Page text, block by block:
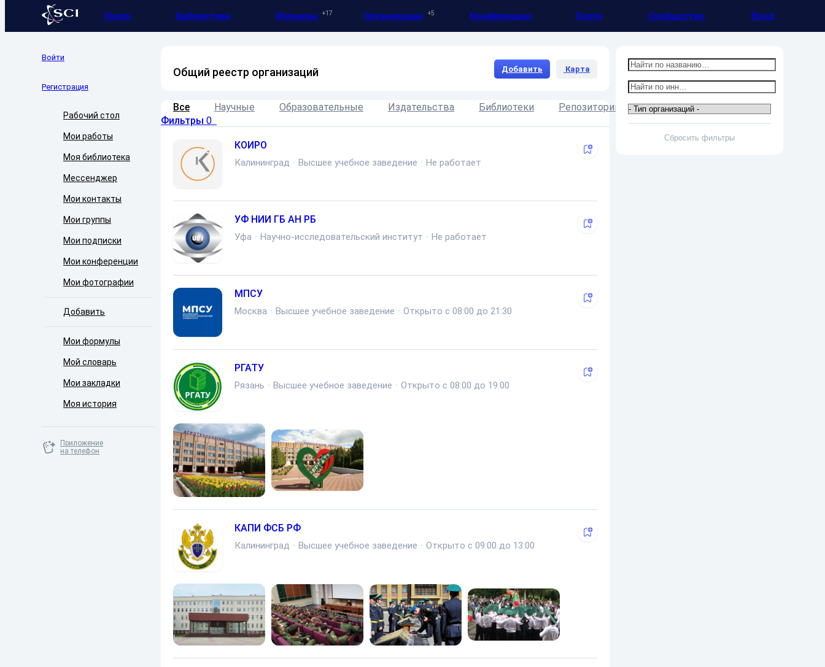
Поиск Библиотека Журналы 17 Организации 5 Конференции Блоги Сообщество Вход
Войти
Регистрация
Рабочий стол
Мои работы
Моя библиотека
Мессенджер
Мои контакты
Мои группы
Мои подписки
Мои конференции
Мои фотографии
Добавить
Мои формулы
Мой словарь
Мои закладки
Моя история
Приложение
на телефон
Общий реестр организаций Добавить Карта
Все Научные Образовательные Издательства Библиотеки
Репозитории
Фильтры 0
КОИРО
Калининград · Высшее учебное заведение · Не работает
УФ НИИ ГБ АН РБ
Уфа · Научно-исследовательский институт · Не работает
МПСУ
Москва · Высшее учебное заведение · Открыто с 08:00 до 21:30
РГАТУ
Рязань · Высшее учебное заведение · Открыто с 08:00 до 19:00
КАПИ ФСБ РФ
Калининград · Высшее учебное заведение · Открыто с 09:00 до 13:00